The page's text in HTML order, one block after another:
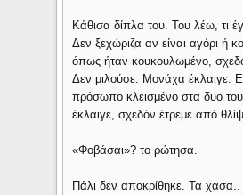
Κάθισα δίπλα του. Του λέω, τι
Δεν ξεχώριζα αν είναι αγόρι ή
όπως ήταν κουκουλωμένο,
Δεν μιλούσε. Μονάχα έκλαιγε.
πρόσωπο κλεισμένο στα δυο του
έκλαιγε, σχεδόν έτρεμε από
«Φοβάσαι»? το ρώτησα.
Πάλι δεν αποκρίθηκε. Τα χασα..